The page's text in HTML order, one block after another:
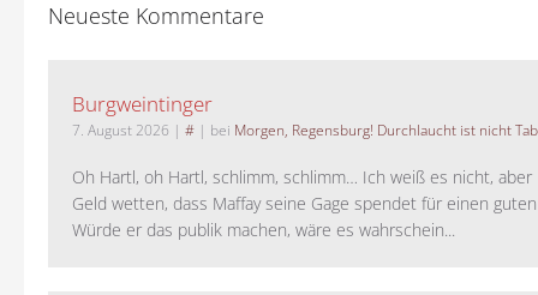
Neueste Kommentare
Burgweintinger
7. August 2026 | # | bei Morgen, Regensburg! Durchlaucht ist nicht
Oh Hartl, oh Hartl, schlimm, schlimm… Ich weiß es nicht, aber
Geld wetten, dass Maffay seine Gage spendet für einen
Würde er das publik machen, wäre es wahrschein...